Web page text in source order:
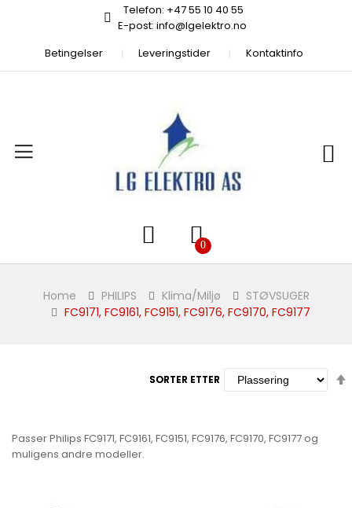
Telefon: +47 55 10 40 55
E-post: info@lgelektro.no
Betingelser
Leveringstider Kontaktinfo
Home PHILIPS Klima/Miljø
STØVSUGER
FC9171, FC9161, FC9151, FC9176, FC9170, FC9177
Passer Philips FC9171, FC9161, FC9151, FC9176, FC9170, FC9177 og
muligens andre modeller.
SORTER ETTER
SORTER ETTER